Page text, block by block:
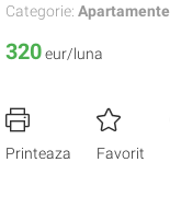
Categorie: Apartamente
320eur/luna
Printeaza Favorit